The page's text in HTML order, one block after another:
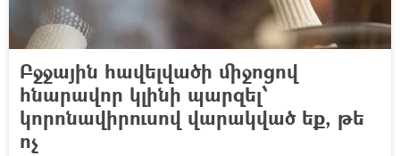
Բջջային հավելվածի միջոցով
հնարավոր կլինի պարզել՝
կորոնավիրուսով վարակված եք, թե
ոչ